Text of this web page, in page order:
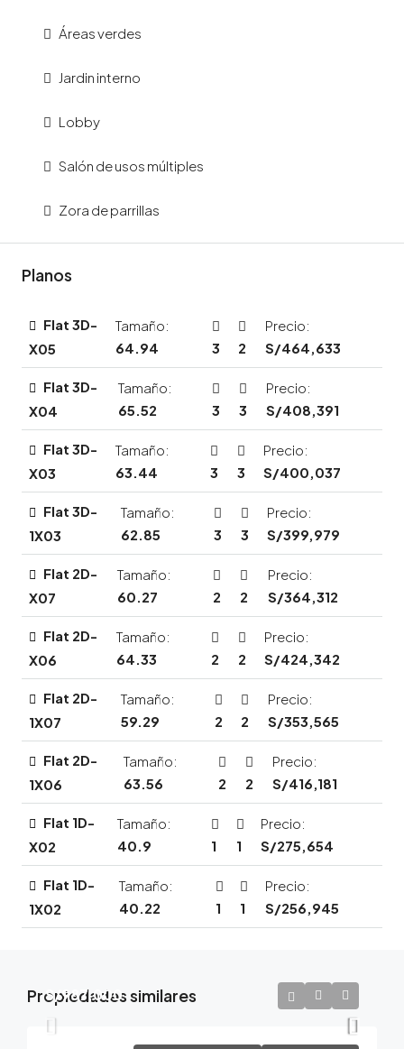
Áreas verdes
Jardin interno
Lobby
Salón de usos múltiples
Zora de parrillas
Planos
Flat 3D-
X05
Tamaño:
64.94
3 2
Precio:
S/464,633
Flat 3D-
X04
Tamaño:
65.52
3 3
Precio:
S/408,391
Flat 3D-
X03
Tamaño:
63.44
3 3
Precio:
S/400,037
Flat 3D-
1X03
Tamaño:
62.85
3 3
Precio:
S/399,979
Flat 2D-
X07
Tamaño:
60.27
2 2
Precio:
S/364,312
Flat 2D-
X06
Tamaño:
64.33
2 2
Precio:
S/424,342
Flat 2D-
1X07
Tamaño:
59.29
2 2
Precio:
S/353,565
Flat 2D-
1X06
Tamaño:
63.56
2 2
Precio:
S/416,181
Flat 1D-
X02
Tamaño:
40.9
1 1
Precio:
S/275,654
Flat 1D-
1X02
Tamaño:
40.22
1 1
Precio:
S/256,945
Propiedades similares
S/987,000